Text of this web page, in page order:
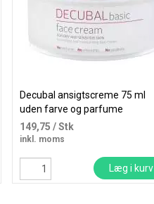
Decubal ansigtscreme 75 ml
uden farve og parfume
149,75 / Stk
inkl. moms
Læg i kurv